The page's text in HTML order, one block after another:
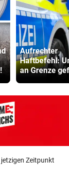
Aufrechter
Haftbefehl:
an Grenze
Zeitpunkt